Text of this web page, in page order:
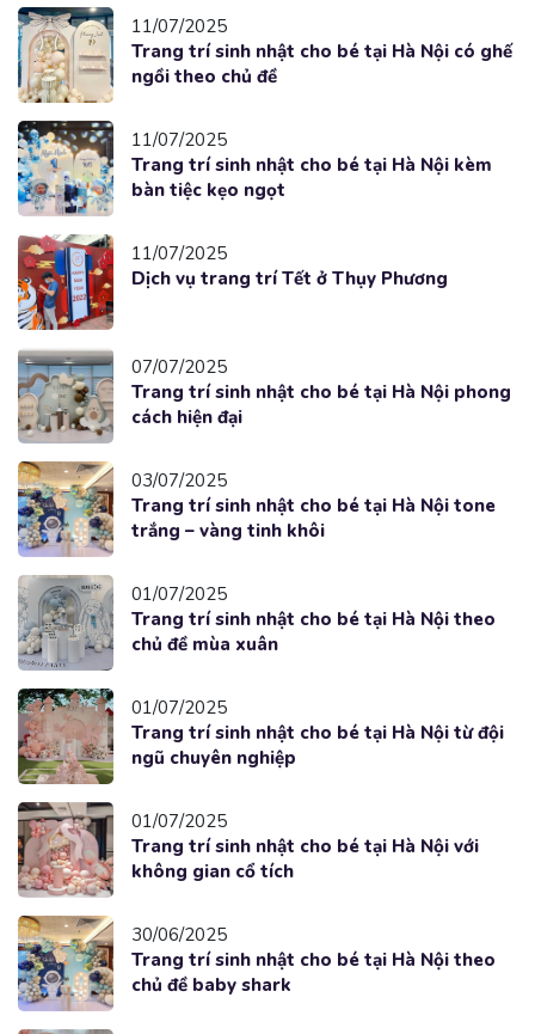
11/07/2025
Trang trí sinh nhật cho bé tại Hà Nội có ghế
ngồi theo chủ đề
11/07/2025
Trang trí sinh nhật cho bé tại Hà Nội kèm
bàn tiệc kẹo ngọt
11/07/2025
Dịch vụ trang trí Tết ở Thụy Phương
07/07/2025
Trang trí sinh nhật cho bé tại Hà Nội phong
cách hiện đại
03/07/2025
Trang trí sinh nhật cho bé tại Hà Nội tone
trắng – vàng tinh khôi
01/07/2025
Trang trí sinh nhật cho bé tại Hà Nội theo
chủ đề mùa xuân
01/07/2025
Trang trí sinh nhật cho bé tại Hà Nội từ đội
ngũ chuyên nghiệp
01/07/2025
Trang trí sinh nhật cho bé tại Hà Nội với
không gian cổ tích
30/06/2025
Trang trí sinh nhật cho bé tại Hà Nội theo
chủ đề baby shark